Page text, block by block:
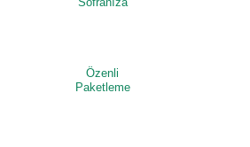
Özenli
Paketleme